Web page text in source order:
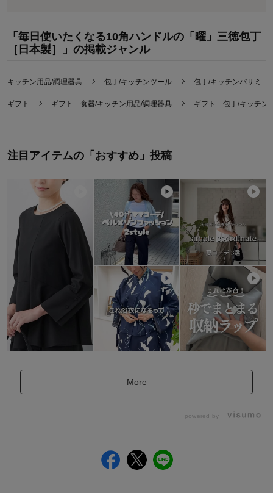
「毎日使いたくなる10角ハンドルの「曜」三徳包丁
［日本製］」の掲載ジャンル
キッチン用品/調理器具 包丁/キッチンツール 包丁/キッチンバサミ
ギフト ギフト 食器/キッチン用品/調理器具 ギフト 包丁/キッチン
注目アイテムの「おすすめ」投稿
More
powered by